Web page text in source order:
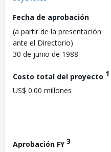
Fecha de aprobación
(a partir de la presentación
ante el Directorio)
30 de junio de 1988
Costo total del proyecto 1
US$ 0.00 millones
Aprobación FY3